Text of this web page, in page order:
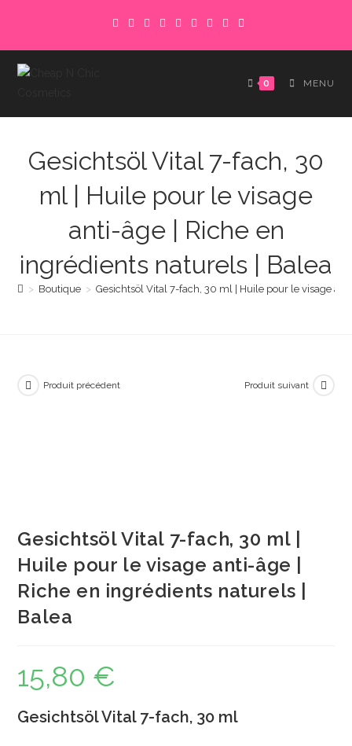
content
0 MENU
Gesichtsöl Vital 7-fach, 30
ml | Huile pour le visage
anti-âge | Riche en
ingrédients naturels | Balea
> Boutique > Gesichtsöl Vital 7-fach, 30 ml | Huile pour le visage
Produit précédent Produit suivant
Gesichtsöl Vital 7-fach, 30 ml |
Huile pour le visage anti-âge |
Riche en ingrédients naturels |
Balea
15,80 €
Gesichtsöl Vital 7-fach, 30 ml